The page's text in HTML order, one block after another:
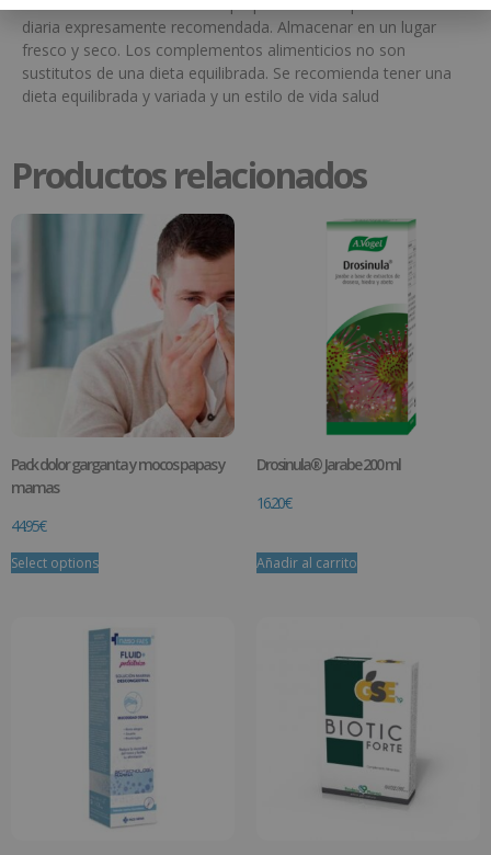
del alcance de los niños más pequeños. No superar la dosis
diaria expresamente recomendada. Almacenar en un lugar
fresco y seco. Los complementos alimenticios no son
sustitutos de una dieta equilibrada. Se recomienda tener una
dieta equilibrada y variada y un estilo de vida salud
Productos relacionados
Pack dolor garganta y mocos papas y
mamas
44.95€
Select options
Drosinula® Jarabe 200 ml
16.20€
Añadir al carrito